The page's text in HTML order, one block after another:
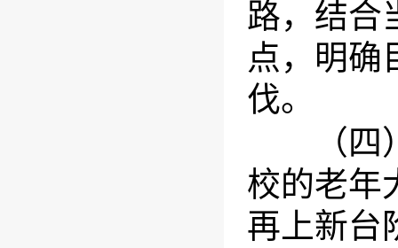
路，结合
点，明确
伐。
（四）
校的老年
再上新台